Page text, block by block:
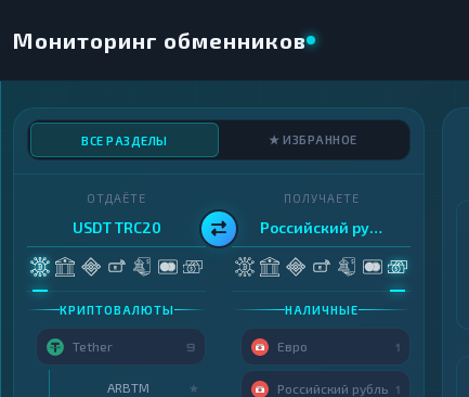
Мониторинг обменников
ВСЕ РАЗДЕЛЫ ★ ИЗБРАННОЕ
ОТДАЁТЕ
USDT TRC20
КРИПТОВАЛЮТЫ
Tether 9
ARBTM ★
ПОЛУЧАЕТЕ
Российский рубль
НАЛИЧНЫЕ
Евро 1
Российский рубль 1